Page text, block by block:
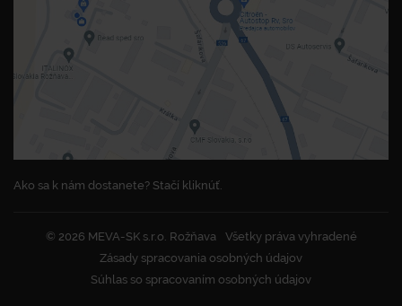
Ako sa k nám dostanete? Stačí kliknúť.
© 2026 MEVA-SK s.r.o. Rožňava
Všetky práva vyhradené
Zásady spracovania osobných údajov
Súhlas so spracovaním osobných údajov